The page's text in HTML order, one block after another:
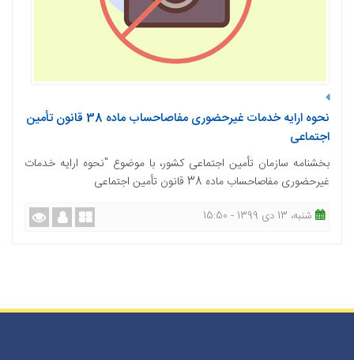
نحوه ارایه خدمات غیرحضوری مفاصاحساب ماده 38 قانون تأمین
اجتماعی
بخشنامه سازمان تأمین اجتماعی کشور، با موضوع "نحوه ارایه خدمات
غیرحضوری مفاصاحساب ماده 38 قانون تأمین اجتماعی
شنبه، 13 دی 1399 - 15:50